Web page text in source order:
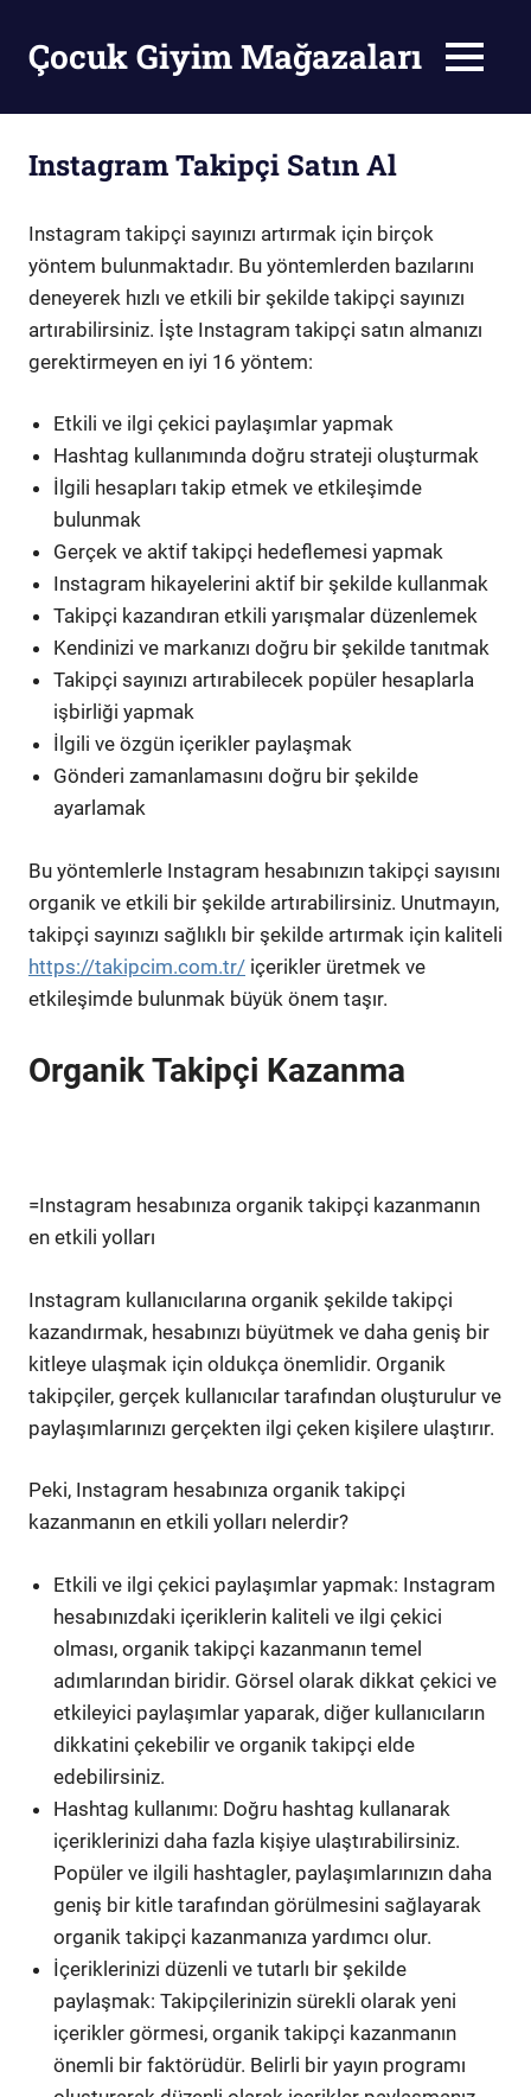
contentÇocuk Giyim Mağazaları MENU
Instagram Takipçi Satın Al
Instagram takipçi sayınızı artırmak için birçok
yöntem bulunmaktadır. Bu yöntemlerden bazılarını
deneyerek hızlı ve etkili bir şekilde takipçi sayınızı
artırabilirsiniz. İşte Instagram takipçi satın almanızı
gerektirmeyen en iyi 16 yöntem:
Etkili ve ilgi çekici paylaşımlar yapmak
Hashtag kullanımında doğru strateji oluşturmak
İlgili hesapları takip etmek ve etkileşimde
bulunmak
Gerçek ve aktif takipçi hedeflemesi yapmak
Instagram hikayelerini aktif bir şekilde kullanmak
Takipçi kazandıran etkili yarışmalar düzenlemek
Kendinizi ve markanızı doğru bir şekilde tanıtmak
Takipçi sayınızı artırabilecek popüler hesaplarla
işbirliği yapmak
İlgili ve özgün içerikler paylaşmak
Gönderi zamanlamasını doğru bir şekilde
ayarlamak
Bu yöntemlerle Instagram hesabınızın takipçi sayısını
organik ve etkili bir şekilde artırabilirsiniz. Unutmayın,
takipçi sayınızı sağlıklı bir şekilde artırmak için kaliteli
https://takipcim.com.tr/ içerikler üretmek ve
etkileşimde bulunmak büyük önem taşır.
Organik Takipçi Kazanma
=Instagram hesabınıza organik takipçi kazanmanın
en etkili yolları
Instagram kullanıcılarına organik şekilde takipçi
kazandırmak, hesabınızı büyütmek ve daha geniş bir
kitleye ulaşmak için oldukça önemlidir. Organik
takipçiler, gerçek kullanıcılar tarafından oluşturulur ve
paylaşımlarınızı gerçekten ilgi çeken kişilere ulaştırır.
Peki, Instagram hesabınıza organik takipçi
kazanmanın en etkili yolları nelerdir?
Etkili ve ilgi çekici paylaşımlar yapmak: Instagram
hesabınızdaki içeriklerin kaliteli ve ilgi çekici
olması, organik takipçi kazanmanın temel
adımlarından biridir. Görsel olarak dikkat çekici ve
etkileyici paylaşımlar yaparak, diğer kullanıcıların
dikkatini çekebilir ve organik takipçi elde
edebilirsiniz.
Hashtag kullanımı: Doğru hashtag kullanarak
içeriklerinizi daha fazla kişiye ulaştırabilirsiniz.
Popüler ve ilgili hashtagler, paylaşımlarınızın daha
geniş bir kitle tarafından görülmesini sağlayarak
organik takipçi kazanmanıza yardımcı olur.
İçeriklerinizi düzenli ve tutarlı bir şekilde
paylaşmak: Takipçilerinizin sürekli olarak yeni
içerikler görmesi, organik takipçi kazanmanın
önemli bir faktörüdür. Belirli bir yayın programı